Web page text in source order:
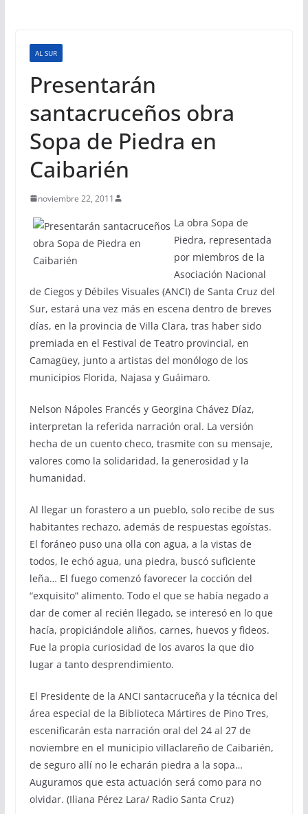
AL SUR
Presentarán
santacruceños obra
Sopa de Piedra en
Caibarién
noviembre 22, 2011
La obra Sopa de
Piedra, representada
por miembros de la
Asociación Nacional
de Ciegos y Débiles Visuales (ANCI) de Santa Cruz del
Sur, estará una vez más en escena dentro de breves
días, en la provincia de Villa Clara, tras haber sido
premiada en el Festival de Teatro provincial, en
Camagüey, junto a artistas del monólogo de los
municipios Florida, Najasa y Guáimaro.
Nelson Nápoles Francés y Georgina Chávez Díaz,
interpretan la referida narración oral. La versión
hecha de un cuento checo, trasmite con su mensaje,
valores como la solidaridad, la generosidad y la
humanidad.
Al llegar un forastero a un pueblo, solo recibe de sus
habitantes rechazo, además de respuestas egoístas.
El foráneo puso una olla con agua, a la vistas de
todos, le echó agua, una piedra, buscó suficiente
leña… El fuego comenzó favorecer la cocción del
“exquisito” alimento. Todo el que se había negado a
dar de comer al recién llegado, se interesó en lo que
hacía, propiciándole aliños, carnes, huevos y fideos.
Fue la propia curiosidad de los avaros la que dio
lugar a tanto desprendimiento.
El Presidente de la ANCI santacruceña y la técnica del
área especial de la Biblioteca Mártires de Pino Tres,
escenificarán esta narración oral del 24 al 27 de
noviembre en el municipio villaclareño de Caibarién,
de seguro allí no le echarán piedra a la sopa…
Auguramos que esta actuación será como para no
olvidar. (Iliana Pérez Lara/ Radio Santa Cruz)